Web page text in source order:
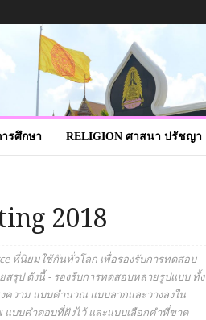
ารศึกษา RELIGION ศาสนา ปรัชญา
2018
ที่นิยมใช้กันทั่วโลก เพื่อรองรับการทดสอบ
ป ดังนี้ - รองรับการทดสอบหลายรูปแบบ ทั้ง
ความ แบบคำนวณ แบบลากและวางลงใน
แบบคำตอบที่ฝังไว้ และแบบเลือกคำที่ขาด